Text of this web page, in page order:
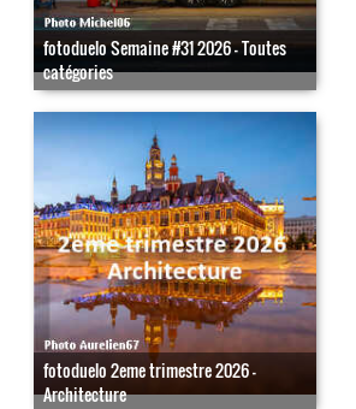
fotoduelo Semaine #31 2026 - Toutes
catégories
fotoduelo 2eme trimestre 2026 -
Architecture